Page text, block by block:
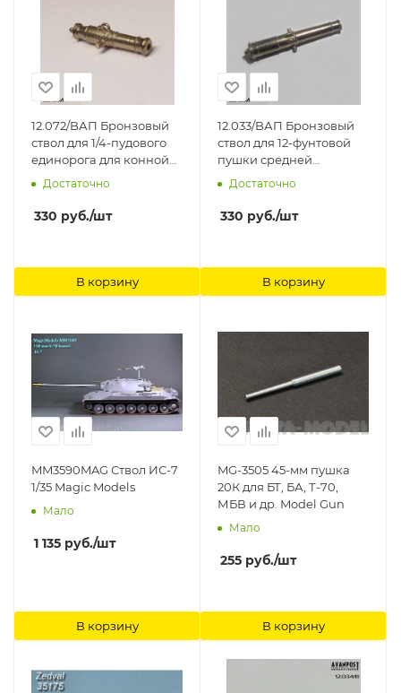
12.072/BАП Бронзовый
ствол для 1/4-пудового
единорога для конной
артиллерии Аванпост
Достаточно
330 руб./шт
В корзину
12.033/BАП Бронзовый
ствол для 12-фунтовой
пушки средней
пропорции Аванпост
Достаточно
330 руб./шт
В корзину
MM3590MAG Ствол ИС-7
1/35 Magic Models
Мало
1 135 руб./шт
В корзину
MG-3505 45-мм пушка
20К для БТ, БА, Т-70,
МБВ и др. Model Gun
Мало
255 руб./шт
В корзину